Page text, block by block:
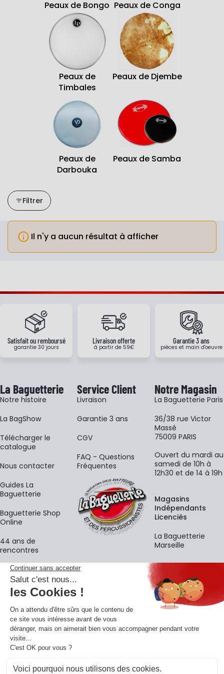
Peaux de Bongo Peaux de Conga
Peaux de
Timbales
Peaux de Djembe
Peaux de
Darbouka
Peaux de Samba
Filtrer
InfoIl n'y a aucun résultat à afficher
Satisfait ou remboursé
garantie 30 jours
Livraison offerte
à partir de 59€
Garantie 3 ans
pièces et main d'oeuvre
La Baguetterie
Notre histoire
La BagShow
​Télécharger le
catalogue
Nous contacter
Guides La
Baguetterie
Baguetterie Shop
Online
44 ans de
rencontres
Écoles
Service Client
Livraison
Garantie 3 ans
CGV
FAQ - Questions
Fréquentes
Notre Magasin
La Baguetterie Paris
36/38 rue Victor
Massé
75009 PARIS
Ouvert du mardi au
samedi de 10h à
12h30 et de 14 à 19h
Magasins
Indépendants
Licenciés
La Baguetterie
Marseille
La newsletter
Adresse e-mail
En vous inscrivant à notre newsletter, vous acceptez notre
confidentialité .
Retrouvons-nous sur